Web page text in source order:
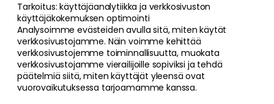
Tarkoitus: käyttäjäanalytiikka ja verkkosivuston
käyttäjäkokemuksen optimointi
Analysoimme evästeiden avulla sitä, miten käytät
verkkosivustojamme. Näin voimme kehittää
verkkosivustojemme toiminnallisuutta, muokata
verkkosivustojamme vierailijoille sopiviksi ja tehdä
päätelmiä siitä, miten käyttäjät yleensä ovat
vuorovaikutuksessa tarjoamamme kanssa.